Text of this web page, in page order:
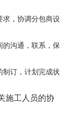
求，协调分包商设
的沟通，联系，保
制订，计划完成状
施工人员的协